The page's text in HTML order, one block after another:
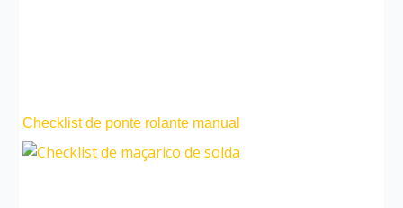
Checklist de ponte rolante manual